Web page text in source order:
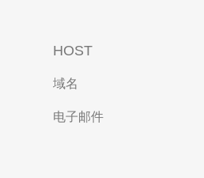
HOST
域名
电子邮件